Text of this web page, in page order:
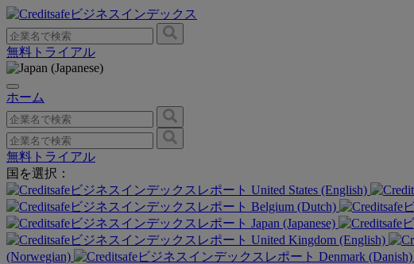
無料トライアル
ホーム
無料トライアル
国を選択：
United States (English)
Belgium (Dutch)
Japan (Japanese)
United Kingdom (English)
(Norwegian)
Denmark (Danish)